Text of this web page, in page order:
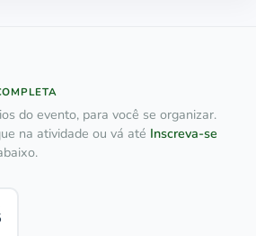
do evento, para você se organizar.
na atividade ou vá até Inscreva-se